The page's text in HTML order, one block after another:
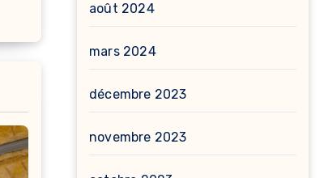
août 2024
mars 2024
décembre 2023
novembre 2023